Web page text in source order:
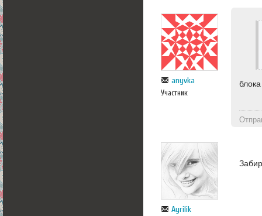
anyvka
Участник
Ayrilik